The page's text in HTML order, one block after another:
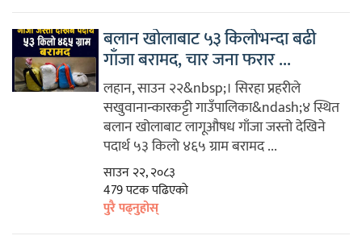
बलान खोलाबाट ५३ किलोभन्दा बढी
गाँजा बरामद, चार जना फरार ...
लहान, साउन २२&nbsp;। सिरहा प्रहरीले
सखुवानान्कारकट्टी गाउँपालिका&ndash;४ स्थित
बलान खोलाबाट लागूऔषध गाँजा जस्तो देखिने
पदार्थ ५३ किलो ४६५ ग्राम बरामद ...
साउन २२, २०८३
479 पटक पढिएको
पुरै पढ्नुहोस्